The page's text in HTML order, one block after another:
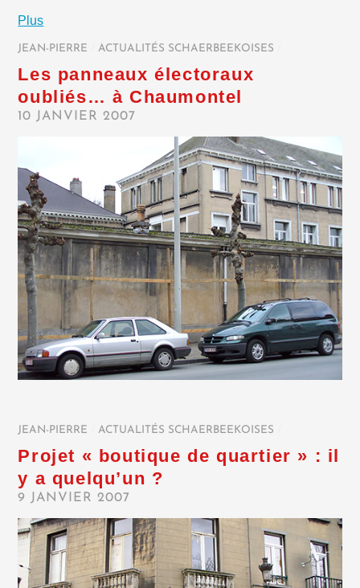
Plus
JEAN-PIERRE ACTUALITÉS SCHAERBEEKOISES
Les panneaux électoraux
oubliés… à Chaumontel
10 JANVIER 2007
JEAN-PIERRE ACTUALITÉS SCHAERBEEKOISES
Projet « boutique de quartier » : il
y a quelqu’un ?
9 JANVIER 2007